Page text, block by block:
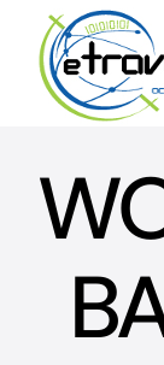
content